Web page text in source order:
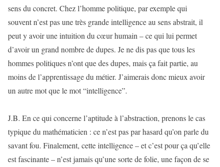
sens du concret. Chez l’homme politique, par exemple qui
souvent n’est pas une très grande intelligence au sens abstrait, il
peut y avoir une intuition du cœur humain – ce qui lui permet
d’avoir un grand nombre de dupes. Je ne dis pas que tous les
hommes politiques n’ont que des dupes, mais ça fait partie, au
moins de l’apprentissage du métier. J’aimerais donc mieux avoir
un autre mot que le mot “intelligence”.
J.B. En ce qui concerne l’aptitude à l’abstraction, prenons le cas
typique du mathématicien : ce n’est pas par hasard qu’on parle du
savant fou. Finalement, cette intelligence – et c’est pour ça qu’elle
est fascinante – n’est jamais qu’une sorte de folie, une façon de se